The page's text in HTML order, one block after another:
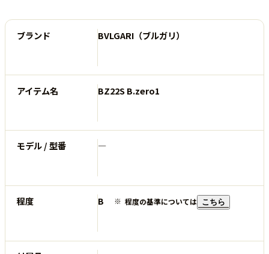
ブランド BVLGARI（ブルガリ）
アイテム名 BZ22S B.zero1
モデル / 型番 ―
程度 B 程度の基準については こちら